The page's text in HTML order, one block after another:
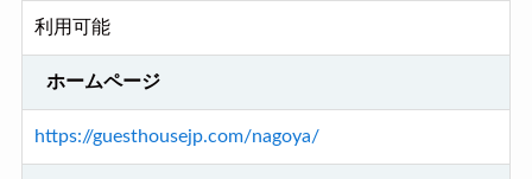
利用可能
ホームページ
https://guesthousejp.com/nagoya/